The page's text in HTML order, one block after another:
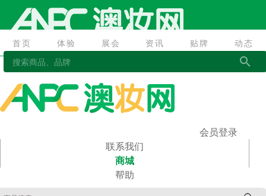
首页 体验 展会 资讯 贴牌 动态
首页 体验 展会 资讯
会员登录
联系我们
商城
帮助